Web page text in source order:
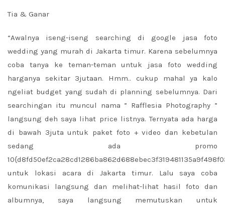
Tia & Ganar
“Awalnya iseng-iseng searching di google jasa foto
wedding yang murah di Jakarta timur. Karena sebelumnya
coba tanya ke teman-teman untuk jasa foto wedding
harganya sekitar 3jutaan. Hmm.. cukup mahal ya kalo
ngeliat budget yang sudah di planning sebelumnya. Dari
searchingan itu muncul nama ” Rafflesia Photography ”
langsung deh saya lihat price listnya. Ternyata ada harga
di bawah 3juta untuk paket foto + video dan kebetulan
sedang ada promo
untuk lokasi acara di Jakarta timur. Lalu saya coba
komunikasi langsung dan melihat-lihat hasil foto dan
albumnya, saya langsung memutuskan untuk